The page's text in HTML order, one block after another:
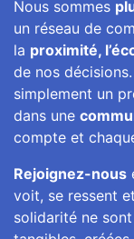
Nous sommes
un réseau de
la proximité,
de nos
simplement un
dans une
compte et
Rejoignez-nous
voit, se ressent
solidarité ne